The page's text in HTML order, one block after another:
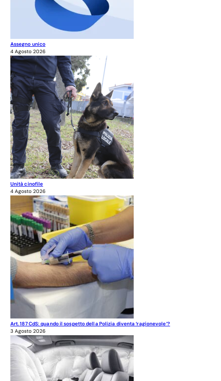
Assegno unico
4 Agosto 2026
Unità cinofile
4 Agosto 2026
Art. 187 CdS: quando il sospetto della Polizia diventa ‘ragionevole’?
3 Agosto 2026